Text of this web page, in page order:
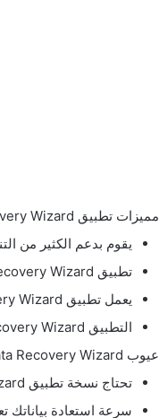
مميزات تطبيق EaseUS Data Recovery Wizard:
يقوم بدعم الكثير من
تطبيق EaseUS Data Recovery Wizard يمكنه أن يصلح الفيديوهات التي قد استعدتها بصيغة مختلفة.
يعمل تطبيق EaseUS Data Recovery Wizard بترتيب وتصنيف الملفات والبيانات المحذوفة وفقا إلي صيغتها.
التطبيق EaseUS Data Recovery Wizard مدفوع ولكن يتيح إليك نسخة تجريبية مجانية تتيح إليك إمكانية استعادة ما يصل إلي ال2 جيجا بايت من الملفات.
عيوب EaseUS Data Recovery Wizard:
تحتاج نسخة تطبيق EaseUS Data Recovery Wizard رابط للتحميل منفصل.
سرعة استعادة